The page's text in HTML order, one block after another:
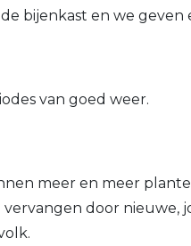
bijenkast en we
van goed weer.
meer en meer
vervangen door